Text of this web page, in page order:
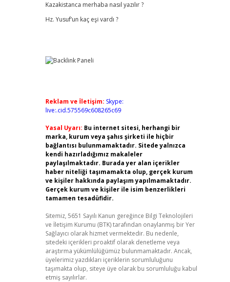
Kazakistanca merhaba nasıl yazılır ?
Hz. Yusuf’un kaç eşi vardı ?
Reklam ve İletişim: Skype:
live:.cid.575569c608265c69
Yasal Uyarı: Bu internet sitesi, herhangi bir
marka, kurum veya şahıs şirketi ile hiçbir
bağlantısı bulunmamaktadır. Sitede yalnızca
kendi hazırladığımız makaleler
paylaşılmaktadır. Burada yer alan içerikler
haber niteliği taşımamakta olup, gerçek kurum
ve kişiler hakkında paylaşım yapılmamaktadır.
Gerçek kurum ve kişiler ile isim benzerlikleri
tamamen tesadüfidir.
Sitemiz, 5651 Sayılı Kanun gereğince Bilgi Teknolojileri
ve İletişim Kurumu (BTK) tarafından onaylanmış bir Yer
Sağlayıcı olarak hizmet vermektedir. Bu nedenle,
sitedeki içerikleri proaktif olarak denetleme veya
araştırma yükümlülüğümüz bulunmamaktadır. Ancak,
üyelerimiz yazdıkları içeriklerin sorumluluğunu
taşımakta olup, siteye üye olarak bu sorumluluğu kabul
etmiş sayılırlar.